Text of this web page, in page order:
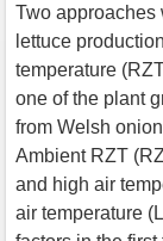
Two approaches
lettuce
temperature
one of the plant
from Welsh
Ambient RZT
and high air
air temperature